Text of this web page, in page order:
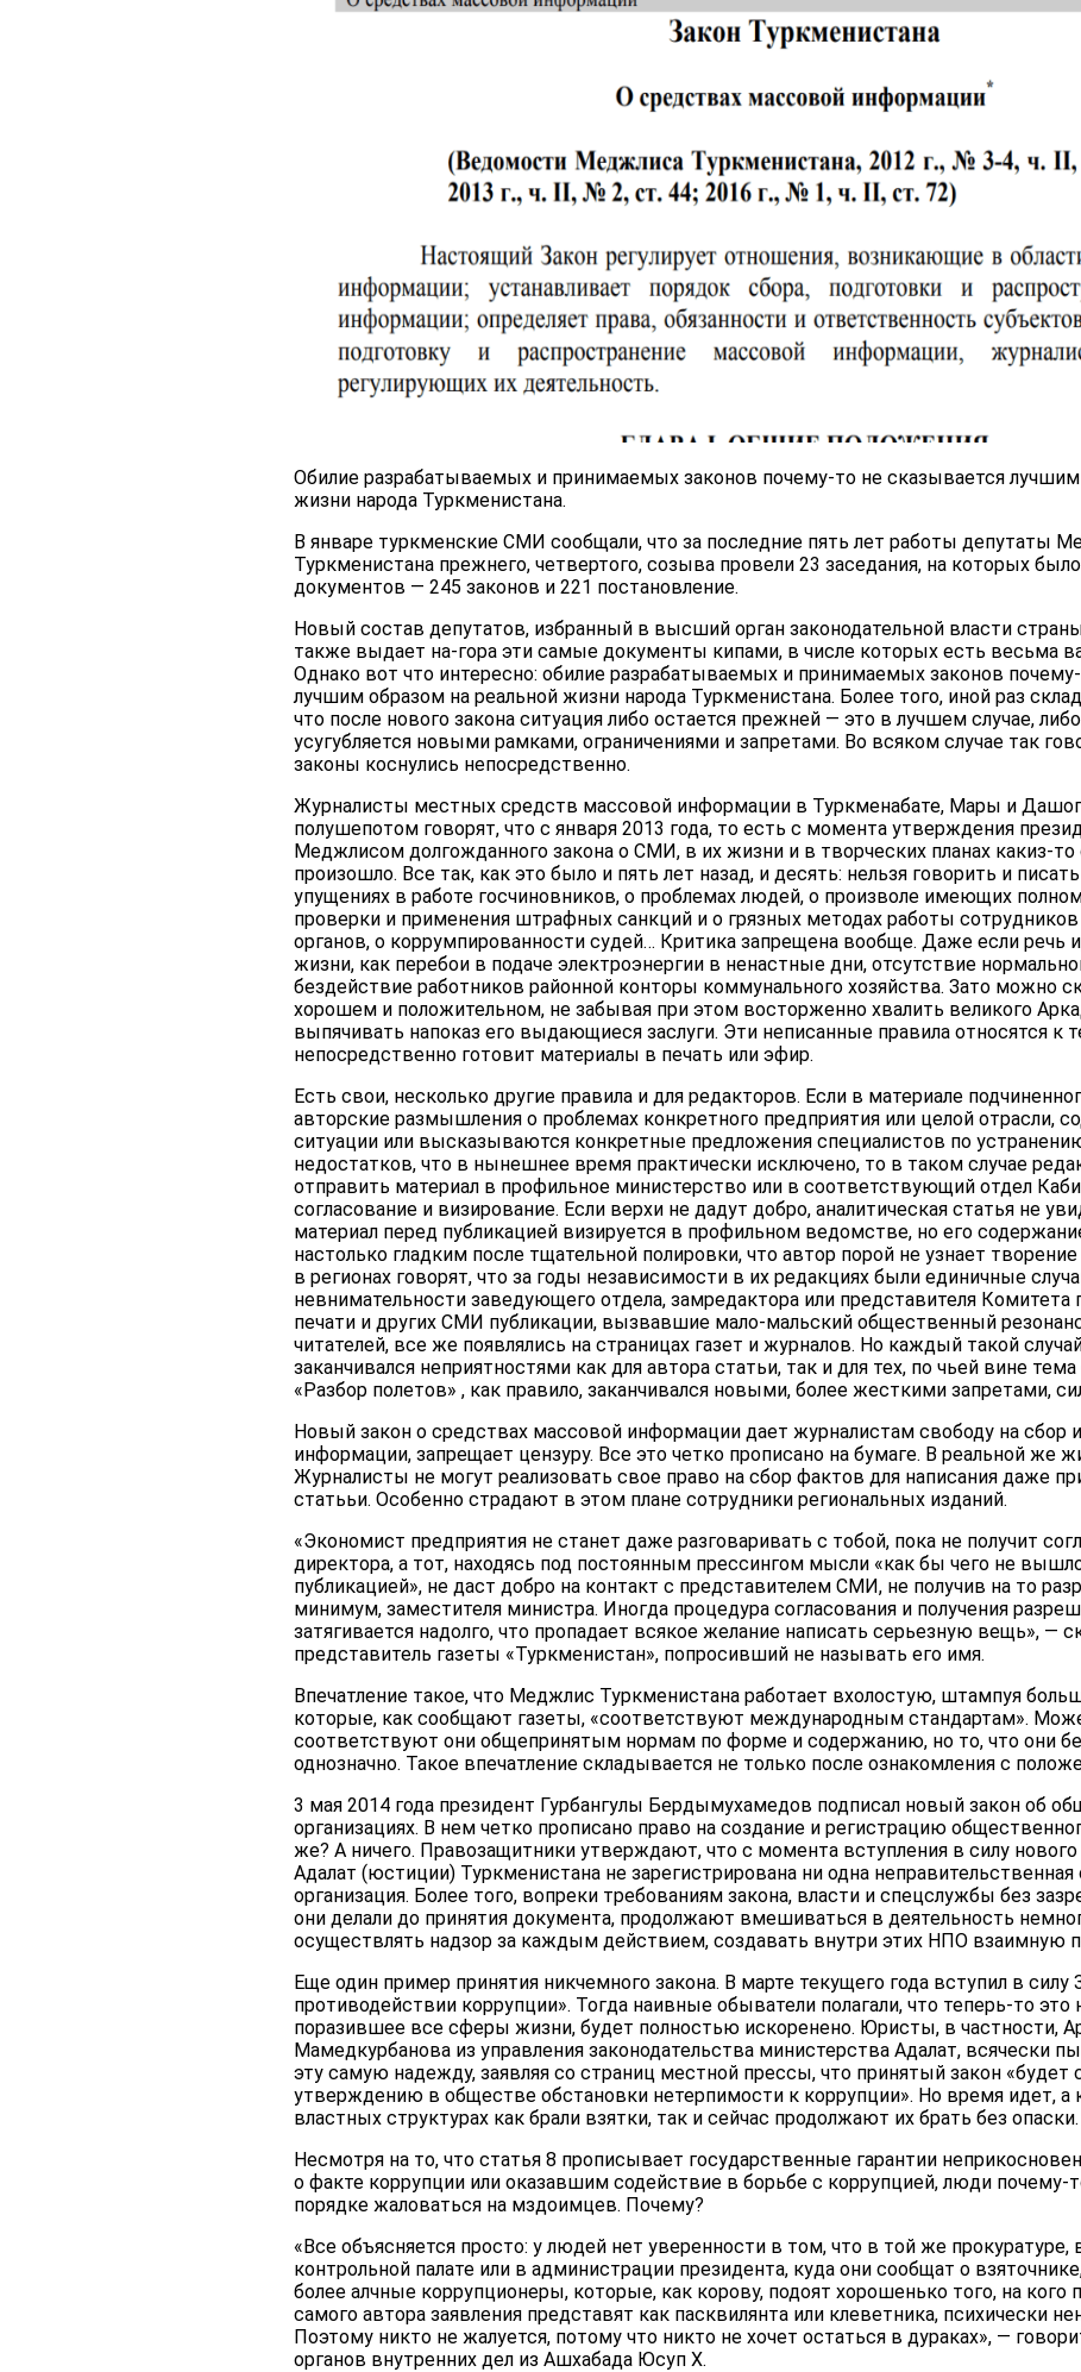
Обилие разрабатываемых и принимаемых законов почему-то не сказывается лучшим
жизни народа Туркменистана.
В январе туркменские СМИ сообщали, что за последние пять лет работы депутаты
Туркменистана прежнего, четвертого, созыва провели 23 заседания, на которых
документов — 245 законов и 221 постановление.
Новый состав депутатов, избранный в высший орган законодательной власти
также выдает на-гора эти самые документы кипами, в числе которых есть весьма
Однако вот что интересно: обилие разрабатываемых и принимаемых законов
лучшим образом на реальной жизни народа Туркменистана. Более того, иной раз
что после нового закона ситуация либо остается прежней — это в лучшем случае,
усугубляется новыми рамками, ограничениями и запретами. Во всяком случае так
законы коснулись непосредственно.
Журналисты местных средств массовой информации в Туркменабате, Мары и
полушепотом говорят, что с января 2013 года, то есть с момента утверждения
Меджлисом долгожданного закона о СМИ, в их жизни и в творческих планах какиз-
произошло. Все так, как это было и пять лет назад, и десять: нельзя говорить и
упущениях в работе госчиновников, о проблемах людей, о произволе имеющих
проверки и применения штрафных санкций и о грязных методах работы
органов, о коррумпированности судей… Критика запрещена вообще. Даже если речь
жизни, как перебои в подаче электроэнергии в ненастные дни, отсутствие
бездействие работников районной конторы коммунального хозяйства. Зато можно
хорошем и положительном, не забывая при этом восторженно хвалить великого
выпячивать напоказ его выдающиеся заслуги. Эти неписанные правила относятся к
непосредственно готовит материалы в печать или эфир.
Есть свои, несколько другие правила и для редакторов. Если в материале
авторские размышления о проблемах конкретного предприятия или целой отрасли,
ситуации или высказываются конкретные предложения специалистов по
недостатков, что в нынешнее время практически исключено, то в таком случае
отправить материал в профильное министерство или в соответствующий отдел
согласование и визирование. Если верхи не дадут добро, аналитическая статья не
материал перед публикацией визируется в профильном ведомстве, но его
настолько гладким после тщательной полировки, что автор порой не узнает
в регионах говорят, что за годы независимости в их редакциях были единичные
невнимательности заведующего отдела, замредактора или представителя Комитета
печати и других СМИ публикации, вызвавшие мало-мальский общественный
читателей, все же появлялись на страницах газет и журналов. Но каждый такой
заканчивался неприятностями как для автора статьи, так и для тех, по чьей вине
«Разбор полетов» , как правило, заканчивался новыми, более жесткими запретами,
Новый закон о средствах массовой информации дает журналистам свободу на сбор
информации, запрещает цензуру. Все это четко прописано на бумаге. В реальной же
Журналисты не могут реализовать свое право на сбор фактов для написания даже
статььи. Особенно страдают в этом плане сотрудники региональных изданий.
«Экономист предприятия не станет даже разговаривать с тобой, пока не получит
директора, а тот, находясь под постоянным прессингом мысли «как бы чего не
публикацией», не даст добро на контакт с представителем СМИ, не получив на то
минимум, заместителя министра. Иногда процедура согласования и получения
затягивается надолго, что пропадает всякое желание написать серьезную вещь», —
представитель газеты «Туркменистан», попросивший не называть его имя.
Впечатление такое, что Меджлис Туркменистана работает вхолостую, штампуя
которые, как сообщают газеты, «соответствуют международным стандартам».
соответствуют они общепринятым нормам по форме и содержанию, но то, что они
однозначно. Такое впечатление складывается не только после ознакомления с
3 мая 2014 года президент Гурбангулы Бердымухамедов подписал новый закон об
организациях. В нем четко прописано право на создание и регистрацию
же? А ничего. Правозащитники утверждают, что с момента вступления в силу
Адалат (юстиции) Туркменистана не зарегистрирована ни одна
организация. Более того, вопреки требованиям закона, власти и спецслужбы без
они делали до принятия документа, продолжают вмешиваться в деятельность
осуществлять надзор за каждым действием, создавать внутри этих НПО взаимную
Еще один пример принятия никчемного закона. В марте текущего года вступил в силу
противодействии коррупции». Тогда наивные обыватели полагали, что теперь-то это
поразившее все сферы жизни, будет полностью искоренено. Юристы, в частности,
Мамедкурбанова из управления законодательства министерства Адалат, всячески
эту самую надежду, заявляя со страниц местной прессы, что принятый закон «будет
утверждению в обществе обстановки нетерпимости к коррупции». Но время идет, а
властных структурах как брали взятки, так и сейчас продолжают их брать без опаски.
Несмотря на то, что статья 8 прописывает государственные гарантии
о факте коррупции или оказавшим содействие в борьбе с коррупцией, люди почему-
порядке жаловаться на мздоимцев. Почему?
«Все объясняется просто: у людей нет уверенности в том, что в той же
контрольной палате или в администрации президента, куда они сообщат о
более алчные коррупционеры, которые, как корову, подоят хорошенько того, на кого
самого автора заявления представят как пасквилянта или клеветника, психически
Поэтому никто не жалуется, потому что никто не хочет остаться в дураках», —
органов внутренних дел из Ашхабада Юсуп Х.